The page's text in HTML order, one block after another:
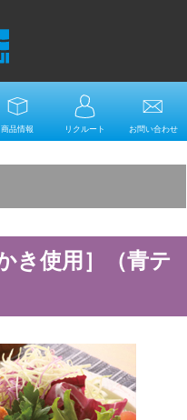
商品情報 リクルート お問い合わせ
き使用］（青テ